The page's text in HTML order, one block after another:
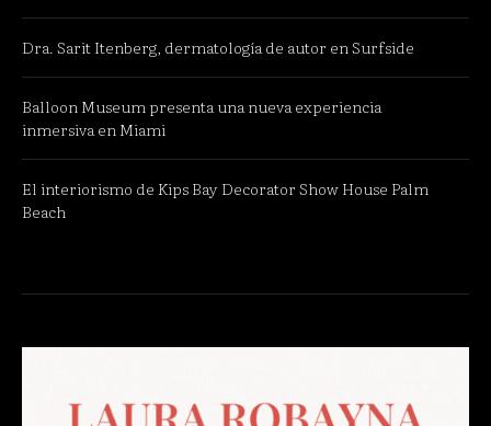
Dra. Sarit Itenberg, dermatología de autor en Surfside
Balloon Museum presenta una nueva experiencia
inmersiva en Miami
El interiorismo de Kips Bay Decorator Show House Palm
Beach